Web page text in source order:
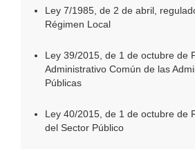
Ley 7/1985, de 2 de abril,
Régimen Local
Ley 39/2015, de 1 de octubre de
Administrativo Común de las
Públicas
Ley 40/2015, de 1 de octubre de
del Sector Público